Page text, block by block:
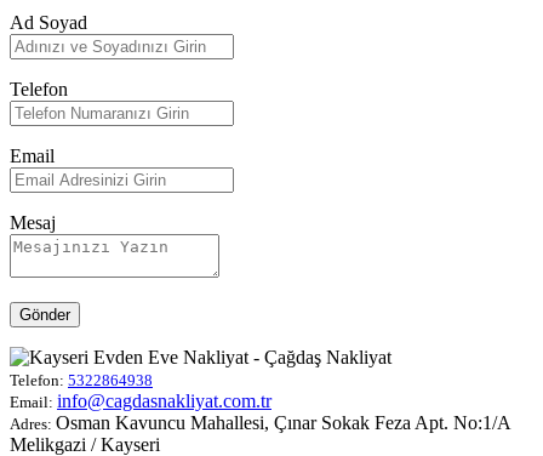
Ad Soyad
Telefon
Email
Mesaj
Gönder
Telefon: 5322864938
Email: info@cagdasnakliyat.com.tr
Adres: Osman Kavuncu Mahallesi, Çınar Sokak Feza Apt. No:1/A
Melikgazi / Kayseri